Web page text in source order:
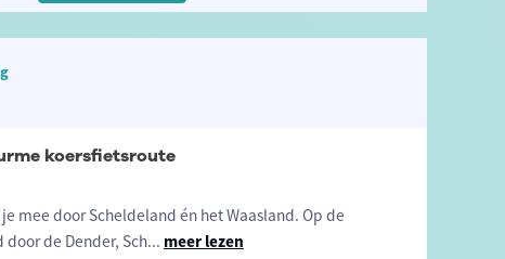
koersfietsroute
mee door Scheldeland én het Waasland. Op de
de Dender, Sch... meer lezen